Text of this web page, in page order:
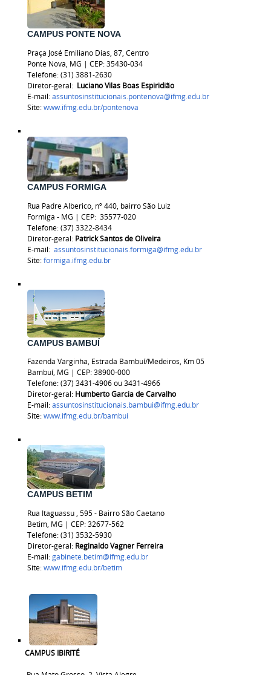
CAMPUS PONTE NOVA
Praça José Emiliano Dias, 87, Centro
Ponte Nova, MG | CEP: 35430-034
Telefone: (31) 3881-2630
Diretor-geral: Luciano Vilas Boas Espiridião
E-mail:assuntosinstitucionais.pontenova@ifmg.edu.br
Site:www.ifmg.edu.br/pontenova
CAMPUS FORMIGA
Rua Padre Alberico, nº 440, bairro São Luiz
Formiga - MG | CEP: 35577-020
Telefone: (37) 3322-8434
Diretor-geral: Patrick Santos de Oliveira
E-mail: assuntosinstitucionais.formiga@ifmg.edu.br
Site:formiga.ifmg.edu.br
CAMPUS BAMBUÍ
Fazenda Varginha, Estrada Bambuí/Medeiros, Km 05
Bambuí, MG | CEP: 38900-000
Telefone: (37) 3431-4906 ou 3431-4966
Diretor-geral: Humberto Garcia de Carvalho
E-mail:assuntosinstitucionais.bambui@ifmg.edu.br
Site:www.ifmg.edu.br/bambui
CAMPUS BETIM
Rua Itaguassu, 595 - Bairro São Caetano
Betim, MG | CEP:32677-562
Telefone: (31) 3532-5930
Diretor-geral: Reginaldo Vagner Ferreira
E-mail:gabinete.betim@ifmg.edu.br
Site:www.ifmg.edu.br/betim
CAMPUS IBIRITÉ